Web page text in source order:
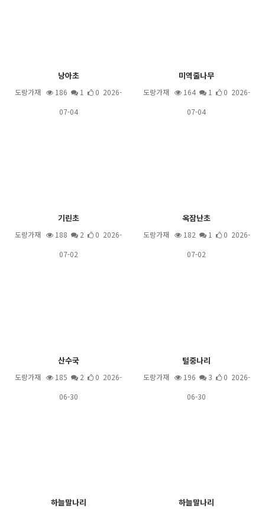
낭아초
도랑가재 186 1
0 2026-
07-04
미역줄나무
도랑가재 164 1
0 2026-
07-04
기린초
도랑가재 188 2
0 2026-
07-02
옥잠난초
도랑가재 182 1
0 2026-
07-02
산수국
도랑가재 185 2
0 2026-
06-30
털중나리
도랑가재 196 3
0 2026-
06-30
하늘말나리 하늘말나리